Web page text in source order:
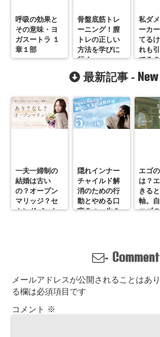
呼吸の効果と
その意味・ヨ
ガスートラ １
章１部
骨盤底筋トレ
ーニング！膣
トレの正しい
方法を学びに
行く
私ダ
ーカ
てる
れも
てる
んかい
最新記事 -
一夫一婦制の
結婚は古い
の？オープン
マリッジ？セ
カンドパート
隠れインナー
チャイルド解
消のための行
動とやめる口
癖５つ。生き
関係改善方法
はここにある
エゴ
は？
きる
軸。
エゴ
-
メールアドレスが公開されることはあり
る欄は必須項目です
コメント ※